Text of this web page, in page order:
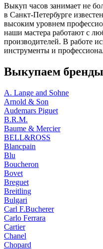
Выкуп часов занимает не
в Санкт-Петербурге
высоким уровнем
наши мастера работают с
производителей. В работе
инструменты и
Выкупаем бренды
A. Lange and Sohne
Arnold & Son
Audemars Piguet
B.R.M.
Baume & Mercier
BELL&ROSS
Blancpain
Blu
Boucheron
Bovet
Breguet
Breitling
Bulgari
Carl F.Bucherer
Carlo Ferrara
Cartier
Chanel
Chopard